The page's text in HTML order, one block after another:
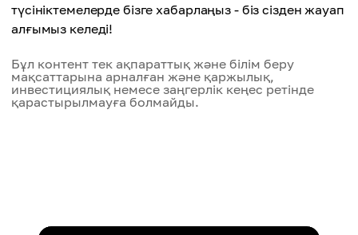
түсініктемелерде бізге хабарлаңыз - біз сізден жауап
алғымыз келеді!
Бұл контент тек ақпараттық және білім беру
мақсаттарына арналған және қаржылық,
инвестициялық немесе заңгерлік кеңес ретінде
қарастырылмауға болмайды.